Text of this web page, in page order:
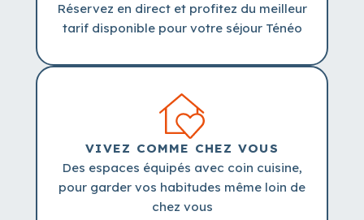
Réservez en direct et profitez du meilleur
tarif disponible pour votre séjour Ténéo
VIVEZ COMME CHEZ VOUS
Des espaces équipés avec coin cuisine,
pour garder vos habitudes même loin de
chez vous